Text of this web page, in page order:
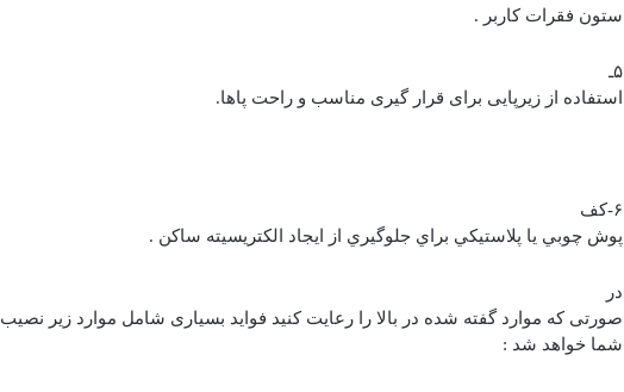
ستون فقرات كاربر .
۵ـ
استفاده از زیرپایی برای قرار گیری مناسب و راحت پاها.
۶-كف
پوش چوبي يا پلاستيكي براي جلوگيري از ايجاد الكتريسيته ساكن .
در
صورتی که موارد گفته شده در بالا را رعایت کنید فواید بسیاری شامل موارد زیر نصیب
شما خواهد شد :